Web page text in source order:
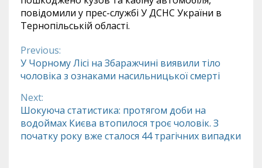
повідомили у прес-службі У ДСНС України в
Тернопільській області.
Continue
Reading
Previous:
У Чорному Лісі на Збаражчині виявили тіло
чоловіка з ознаками насильницької смерті
Next:
Шокуюча статистика: протягом доби на
водоймах Києва втопилося троє чоловік. З
початку року вже сталося 44 трагічних випадки